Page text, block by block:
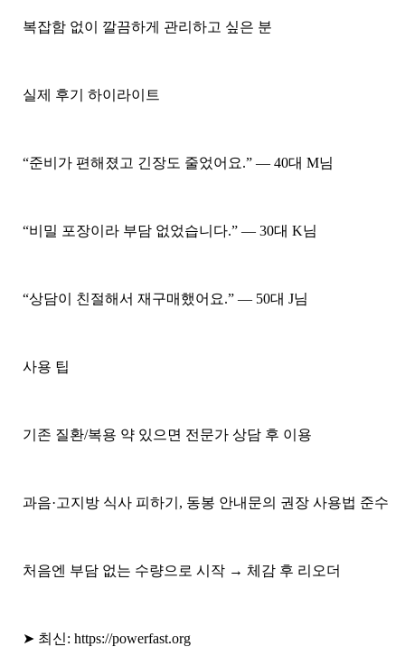
복잡함 없이 깔끔하게 관리하고 싶은 분
실제 후기 하이라이트
“준비가 편해졌고 긴장도 줄었어요.” — 40대 M님
“비밀 포장이라 부담 없었습니다.” — 30대 K님
“상담이 친절해서 재구매했어요.” — 50대 J님
사용 팁
기존 질환/복용 약 있으면 전문가 상담 후 이용
과음·고지방 식사 피하기, 동봉 안내문의 권장 사용법 준수
처음엔 부담 없는 수량으로 시작 → 체감 후 리오더
➤ 최신: https://powerfast.org